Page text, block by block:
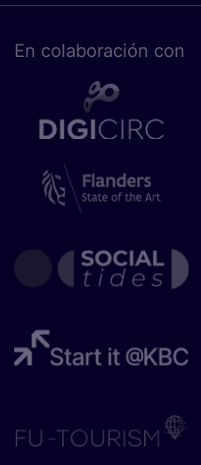
En cola­bo­ra­ción con